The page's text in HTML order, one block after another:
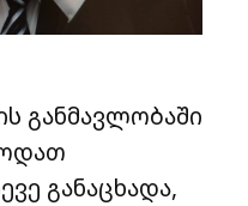
განმავლობაში
განაცხადა,